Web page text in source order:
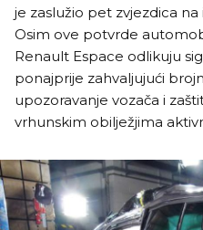
je zaslužio pet zvjezdica
Osim ove potvrde
Renault Espace odlikuju
ponajprije zahvaljujući
upozoravanje vozača i
vrhunskim obilježjima